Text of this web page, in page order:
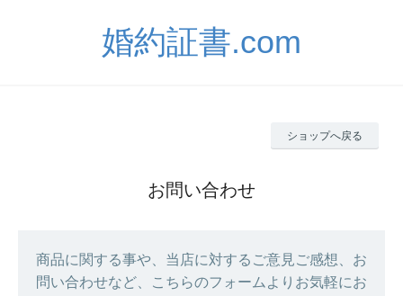
婚約証書.com
ショップへ戻る
お問い合わせ
商品に関する事や、当店に対するご意見ご感想、お
問い合わせなど、こちらのフォームよりお気軽にお